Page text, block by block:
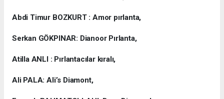
Abdi Timur BOZKURT : Amor pırlanta,
Serkan GÖKPINAR: Dianoor Pırlanta,
Atilla ANLI : Pırlantacılar kıralı,
Ali PALA: Ali’s Diamont,